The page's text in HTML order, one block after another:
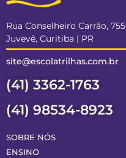
Rua Conselheiro Carrão, 755
Juvevê, Curitiba | PR
site@escolatrilhas.com.br
(41) 3362-1763
(41) 98534-8923
SOBRE NÓS
ENSINO